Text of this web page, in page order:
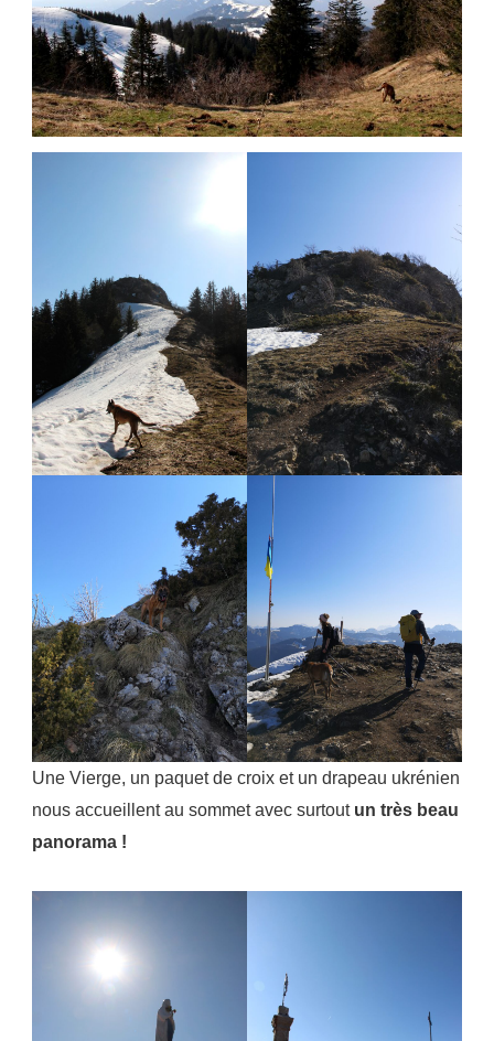
Une Vierge, un paquet de croix et un drapeau ukrénien
nous accueillent au sommet avec surtout un très beau
panorama !